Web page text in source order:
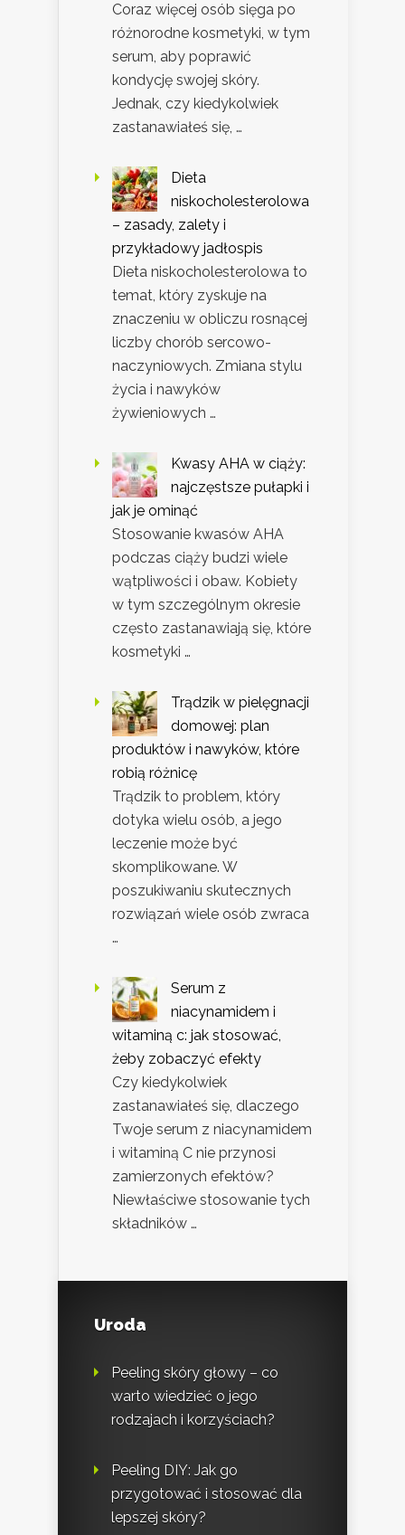
Coraz więcej osób sięga po
różnorodne kosmetyki, w tym
serum, aby poprawić
kondycję swojej skóry.
Jednak, czy kiedykolwiek
zastanawiałeś się, …
Dieta
niskocholesterolowa
– zasady, zalety i
przykładowy jadłospis
Dieta niskocholesterolowa to
temat, który zyskuje na
znaczeniu w obliczu rosnącej
liczby chorób sercowo-
naczyniowych. Zmiana stylu
życia i nawyków
żywieniowych …
Kwasy AHA w ciąży:
najczęstsze pułapki i
jak je ominąć
Stosowanie kwasów AHA
podczas ciąży budzi wiele
wątpliwości i obaw. Kobiety
w tym szczególnym okresie
często zastanawiają się, które
kosmetyki …
Trądzik w pielęgnacji
domowej: plan
produktów i nawyków, które
robią różnicę
Trądzik to problem, który
dotyka wielu osób, a jego
leczenie może być
skomplikowane. W
poszukiwaniu skutecznych
rozwiązań wiele osób zwraca
…
Serum z
niacynamidem i
witaminą c: jak stosować,
żeby zobaczyć efekty
Czy kiedykolwiek
zastanawiałeś się, dlaczego
Twoje serum z niacynamidem
i witaminą C nie przynosi
zamierzonych efektów?
Niewłaściwe stosowanie tych
składników …
Uroda
Peeling skóry głowy – co
warto wiedzieć o jego
rodzajach i korzyściach?
Peeling DIY: Jak go
przygotować i stosować dla
lepszej skóry?